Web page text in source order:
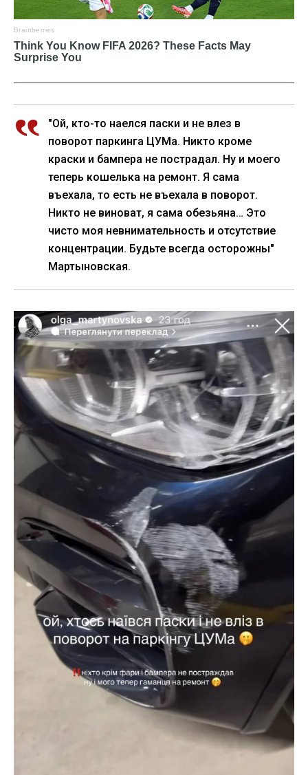
"Ой, кто-то наелся паски и не влез в
поворот паркинга ЦУМа. Никто кроме
краски и бампера не пострадал. Ну и моего
теперь кошелька на ремонт. Я сама
въехала, то есть не въехала в поворот.
Никто не виноват, я сама обезьяна… Это
чисто моя невнимательность и отсутствие
концентрации. Будьте всегда осторожны"
Мартыновская.